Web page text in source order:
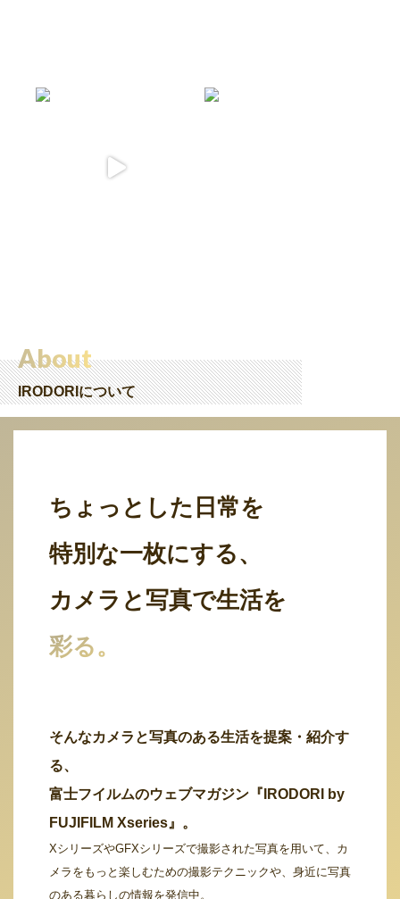
About
IRODORIについて
ちょっとした日常を
特別な一枚にする、
カメラと写真で生活を
彩る。
そんなカメラと写真のある生活を提案・紹介す
る、
富士フイルムのウェブマガジン『IRODORI by
FUJIFILM Xseries』。
XシリーズやGFXシリーズで撮影された写真を用いて、カ
メラをもっと楽しむための撮影テクニックや、身近に写真
のある暮らしの情報を発信中。